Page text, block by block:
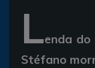
Lenda
Stéfano